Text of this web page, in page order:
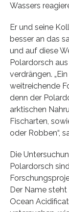
Wassers
Er und seine
besser an das
und auf diese
Polardorsch
verdrängen.
weitreichende
denn der
arktischen
Fischarten,
oder Robben“,
Die
Polardorsch
Der Name
Ocean